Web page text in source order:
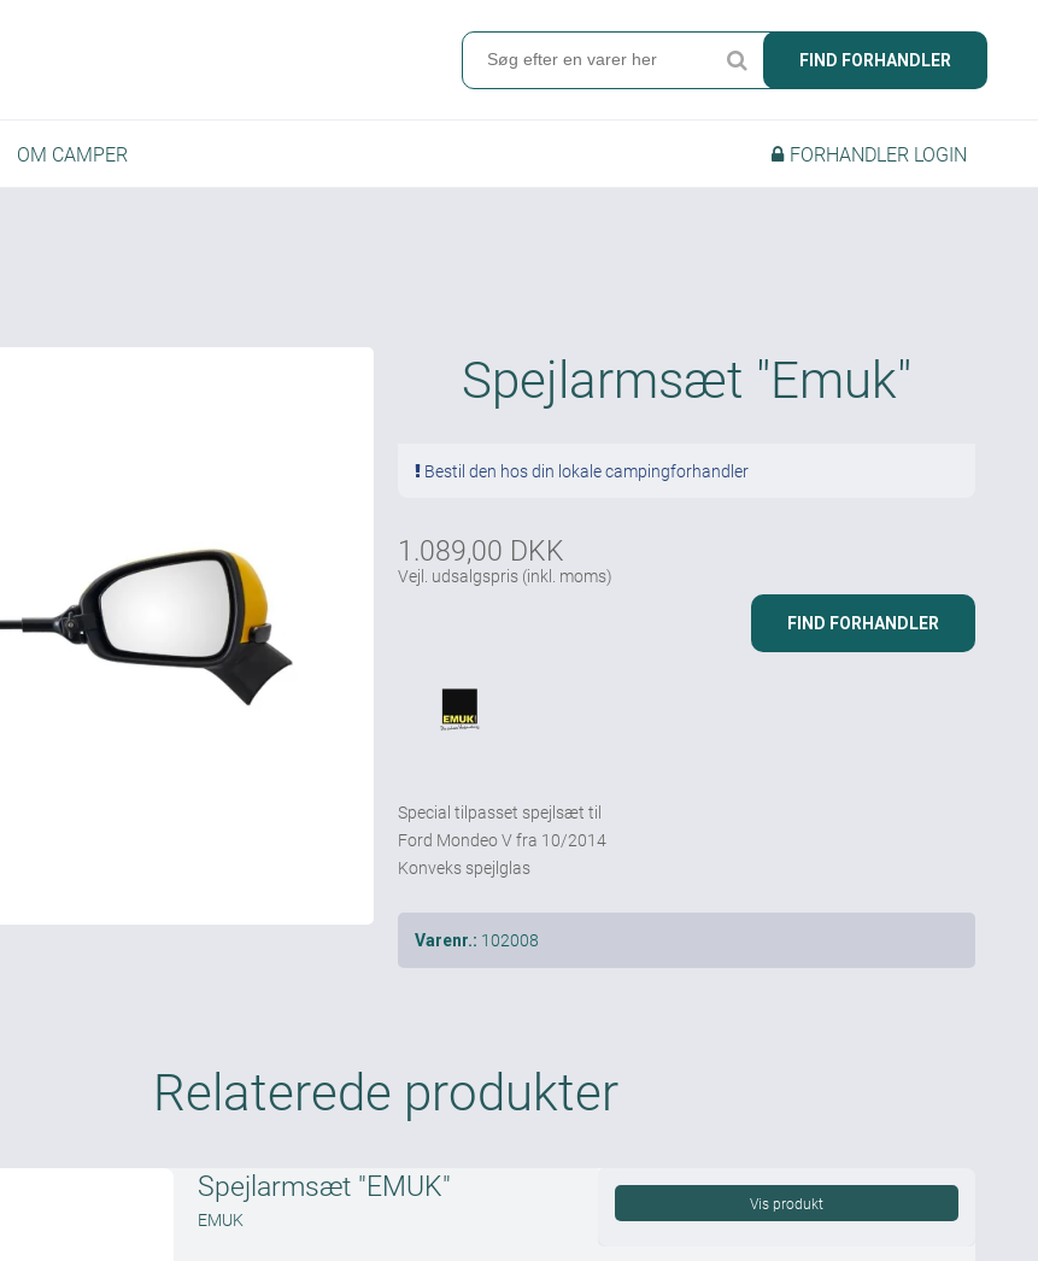
FIND FORHANDLER
OM CAMPER FORHANDLER LOGIN
Søg
Forhandler login
Spejlarmsæt "Emuk"
Bestil den hos din lokale campingforhandler
1.089,00 DKK
Vejl. udsalgspris (inkl. moms)
FIND FORHANDLER
Special tilpasset spejlsæt til
Ford Mondeo V fra 10/2014
Konveks spejlglas
Varenr.: 102008
Relaterede produkter
Spejlarmsæt "EMUK"
EMUK
Vis produkt